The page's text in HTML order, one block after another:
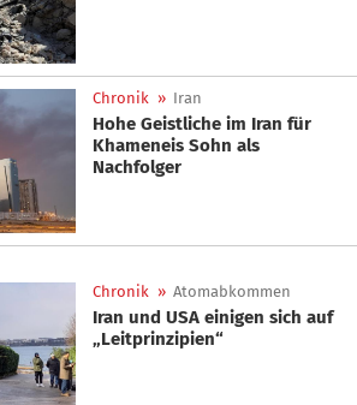
Chronik » Iran
Hohe Geistliche im Iran für
Khameneis Sohn als
Nachfolger
Chronik » Atomabkommen
Iran und USA einigen sich auf
„Leitprinzipien“